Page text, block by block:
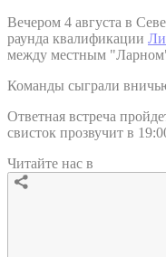
Вечером 4 августа в
раунда квалификации
между местным
Команды сыграли
Ответная встреча
свисток прозвучит в
Читайте нас в